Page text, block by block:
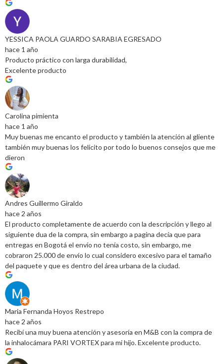
YESSICA PAOLA GUARDO SARABIA EGRESADO
hace 1 año
Producto práctico con larga durabilidad,
Excelente producto
Carolina pimienta
hace 1 año
Muy buenas me encanto el producto y también la atención al gliente
también muy buenas los felicito por todo lo buenos consejos que me
dieron
Andres Guillermo Giraldo
hace 2 años
El producto completamente de acuerdo con la descripción y llego al
siguiente dua de la compra, sin embargo a pagina decía que para
entregas en Bogotá el envío no tenía costo, sin embargo, me
cobraron 25.000 de envío lo cual considero excesivo para el tamaño
del paquete y que es dentro del área urbana de la ciudad.
Maria Fernanda Hoyos Restrepo
hace 2 años
Recibí una muy buena atención y asesoría en M&B con la compra de
la inhalocámara PARI VORTEX para mi hijo. Excelente producto.